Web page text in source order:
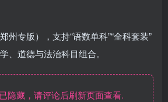
州专版），支持“语数单科”“全科套装”
、道德与法治科目组合。
隐藏，请评论后刷新页面查看.